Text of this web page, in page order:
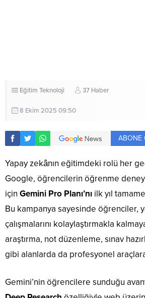
Eğitim Teknoloji 37 Haber
8 Ekim 2025 09:50
ABONE
Yapay zekânın eğitimdeki rolü her
Google, öğrencilerin öğrenme
için Gemini Pro Planı’nı ilk yıl
Bu kampanya sayesinde öğrenciler,
çalışmalarını kolaylaştırmakla
araştırma, not düzenleme, sınav
gibi alanlarda da profesyonel
Gemini’nin öğrencilere sunduğu